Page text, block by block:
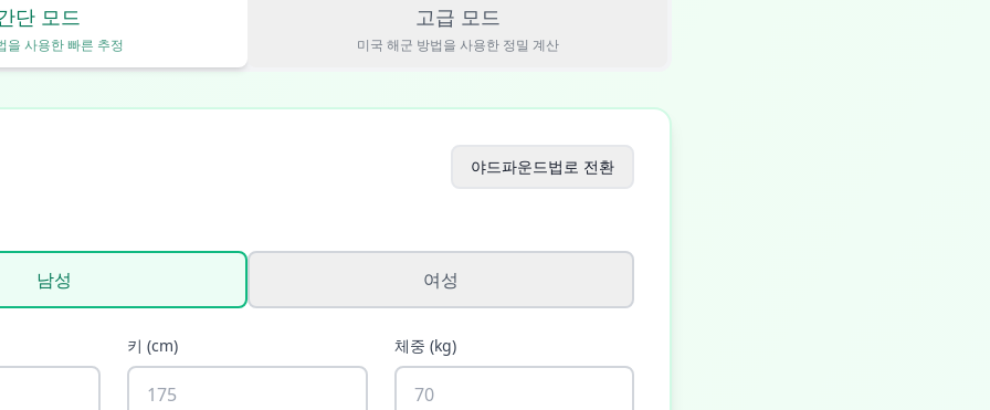
단 모드
을 사용한 빠른 추정
고급 모드
미국 해군 방법을 사용한 정밀 계산
야드파운드법로 전환
남성 여성
키 (cm) 체중 (kg)